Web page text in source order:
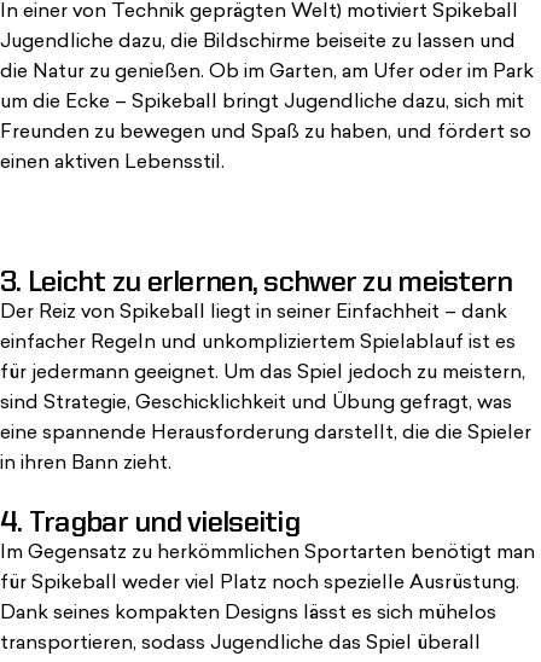
In einer von Technik geprägten Welt) motiviert Spikeball
Jugendliche dazu, die Bildschirme beiseite zu lassen und
die Natur zu genießen. Ob im Garten, am Ufer oder im Park
um die Ecke – Spikeball bringt Jugendliche dazu, sich mit
Freunden zu bewegen und Spaß zu haben, und fördert so
einen aktiven Lebensstil.
3. Leicht zu erlernen, schwer zu meistern
Der Reiz von Spikeball liegt in seiner Einfachheit – dank
einfacher Regeln und unkompliziertem Spielablauf ist es
für jedermann geeignet. Um das Spiel jedoch zu meistern,
sind Strategie, Geschicklichkeit und Übung gefragt, was
eine spannende Herausforderung darstellt, die die Spieler
in ihren Bann zieht.
4. Tragbar und vielseitig
Im Gegensatz zu herkömmlichen Sportarten benötigt man
für Spikeball weder viel Platz noch spezielle Ausrüstung.
Dank seines kompakten Designs lässt es sich mühelos
transportieren, sodass Jugendliche das Spiel überall